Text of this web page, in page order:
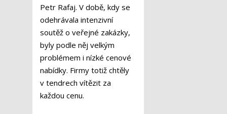
Petr Rafaj. V době, kdy se
odehrávala intenzivní
soutěž o veřejné zakázky,
byly podle něj velkým
problémem i nízké cenové
nabídky. Firmy totiž chtěly
v tendrech vítězit za
každou cenu.